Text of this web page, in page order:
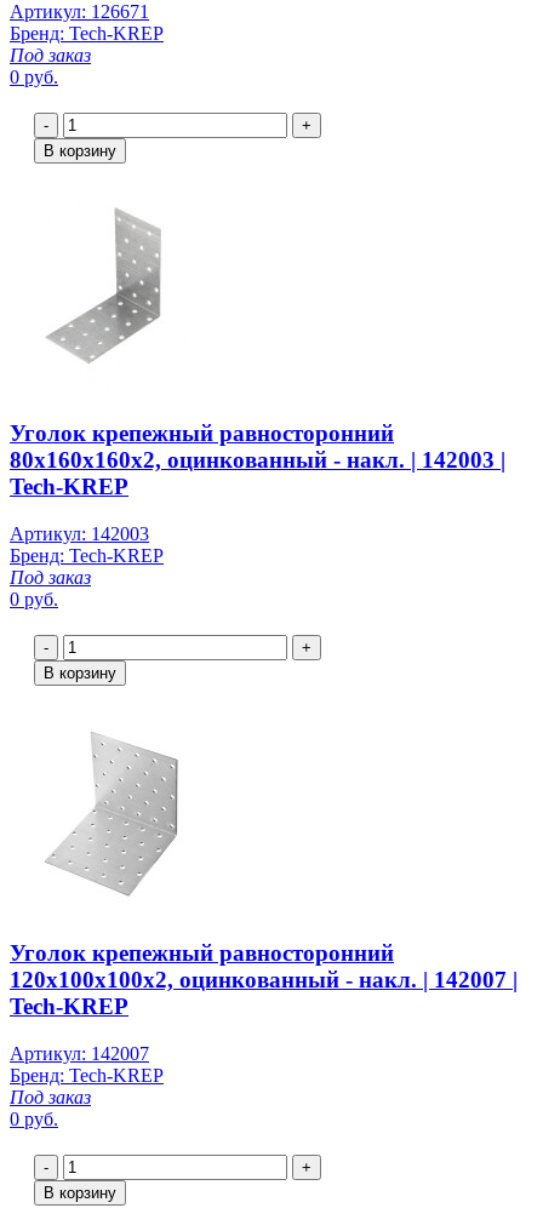
Артикул: 126671
Бренд: Tech-KREP
Под заказ
0 руб.
-
+
В корзину
Уголок крепежный равносторонний
80х160х160x2, оцинкованный - накл. | 142003 |
Tech-KREP
Артикул: 142003
Бренд: Tech-KREP
Под заказ
0 руб.
-
+
В корзину
Уголок крепежный равносторонний
120х100х100x2, оцинкованный - накл. | 142007 |
Tech-KREP
Артикул: 142007
Бренд: Tech-KREP
Под заказ
0 руб.
-
+
В корзину